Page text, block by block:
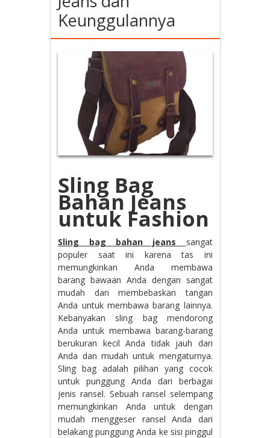
Keunggulannya
Sling Bag
Bahan Jeans
untuk Fashion
Sling bag bahan jeans sangat
populer saat ini karena tas ini
memungkinkan Anda membawa
barang bawaan Anda dengan sangat
mudah dan membebaskan tangan
Anda untuk membawa barang lainnya.
Kebanyakan sling bag mendorong
Anda untuk membawa barang-barang
berukuran kecil Anda tidak jauh dari
Anda dan mudah untuk mengaturnya.
Sling bag adalah pilihan yang cocok
untuk punggung Anda dari berbagai
jenis ransel. Sebuah ransel selempang
memungkinkan Anda untuk dengan
mudah menggeser ransel Anda dari
belakang punggung Anda ke sisi pinggul